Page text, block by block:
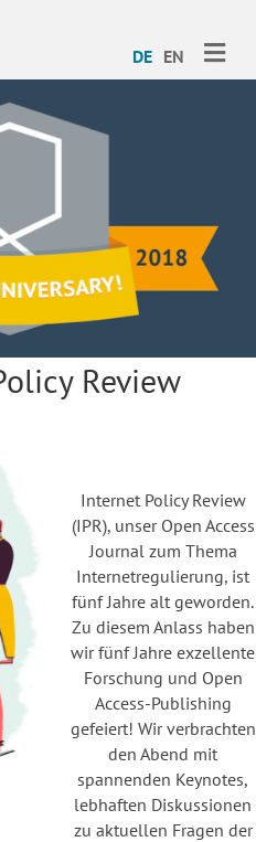
DE EN
Review
Internet Policy Review
(IPR), unser Open Access
Journal zum Thema
Internetregulierung, ist
fünf Jahre alt geworden.
Zu diesem Anlass haben
wir fünf Jahre exzellente
Forschung und Open
Access-Publishing
gefeiert! Wir verbrachten
den Abend mit
spannenden Keynotes,
lebhaften Diskussionen
zu aktuellen Fragen der